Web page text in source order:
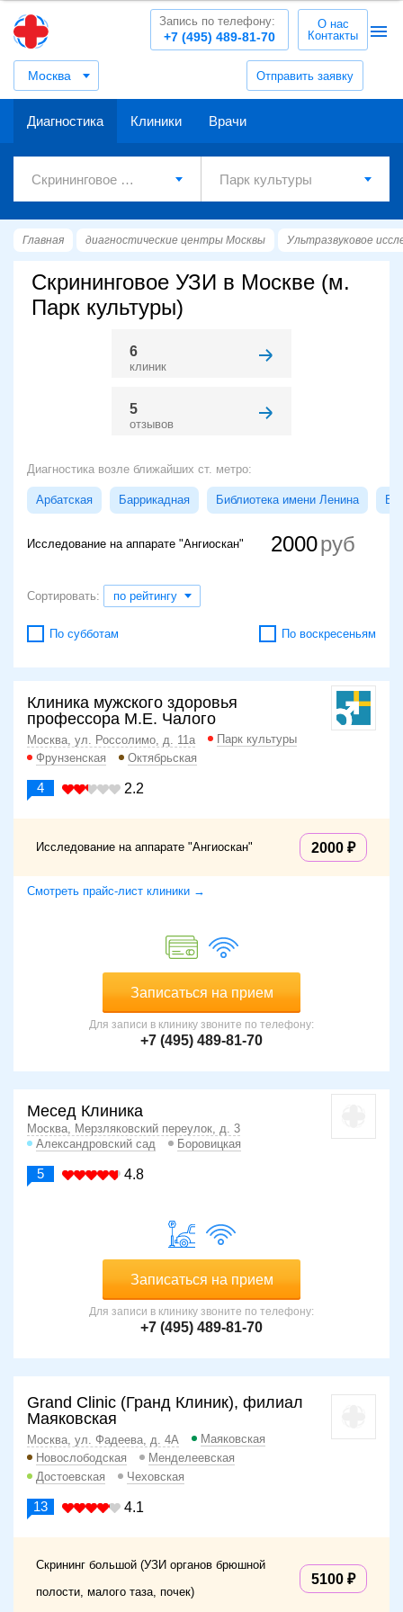
Москва Отправить заявку
+7 (495) 489-81-70
Запись по телефону:
О нас
Контакты
Диагностика Клиники Врачи
Главная диагностические центры Москвы Ультразвуковое
Скрининговое УЗИ в Москве (м.
Парк культуры)
6
клиник
5
отзывов
Диагностика возле ближайших ст. метро:
Арбатская Баррикадная Библиотека имени Ленина
Исследование на аппарате "Ангиоскан" 2000
Сортировать: по рейтингу
По субботам По воскресеньям
Клиника мужского здоровья
профессора М.Е. Чалого
Москва, ул. Россолимо, д. 11а
Парк культуры
Фрунзенская
Октябрьская
4 2.2
Исследование на аппарате "Ангиоскан" 2000
Смотреть прайс-лист клиники →
Записаться на прием
Для записи в клинику звоните по телефону:
+7 (495) 489-81-70
Месед Клиника
Москва, Мерзляковский переулок, д. 3
Александровский сад
Боровицкая
5 4.8
Записаться на прием
Для записи в клинику звоните по телефону:
+7 (495) 489-81-70
Grand Clinic (Гранд Клиник), филиал
Маяковская
Москва, ул. Фадеева, д. 4А
Маяковская
Новослободская
Менделеевская
Достоевская
Чеховская
13 4.1
Скрининг большой (УЗИ органов брюшной
полости, малого таза, почек)
5100